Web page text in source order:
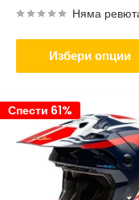
Няма
Избери опции
Спести 61%